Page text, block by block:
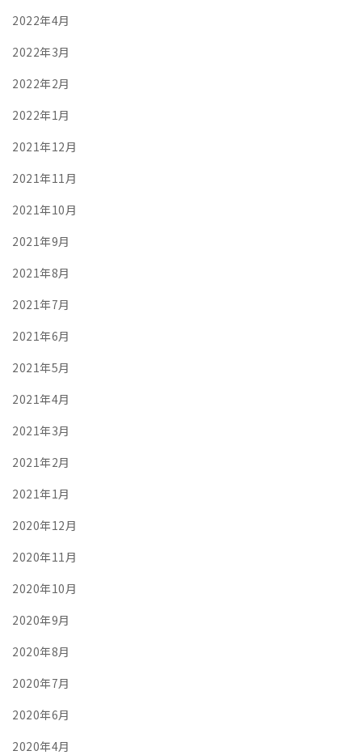
2022年4月
2022年3月
2022年2月
2022年1月
2021年12月
2021年11月
2021年10月
2021年9月
2021年8月
2021年7月
2021年6月
2021年5月
2021年4月
2021年3月
2021年2月
2021年1月
2020年12月
2020年11月
2020年10月
2020年9月
2020年8月
2020年7月
2020年6月
2020年4月